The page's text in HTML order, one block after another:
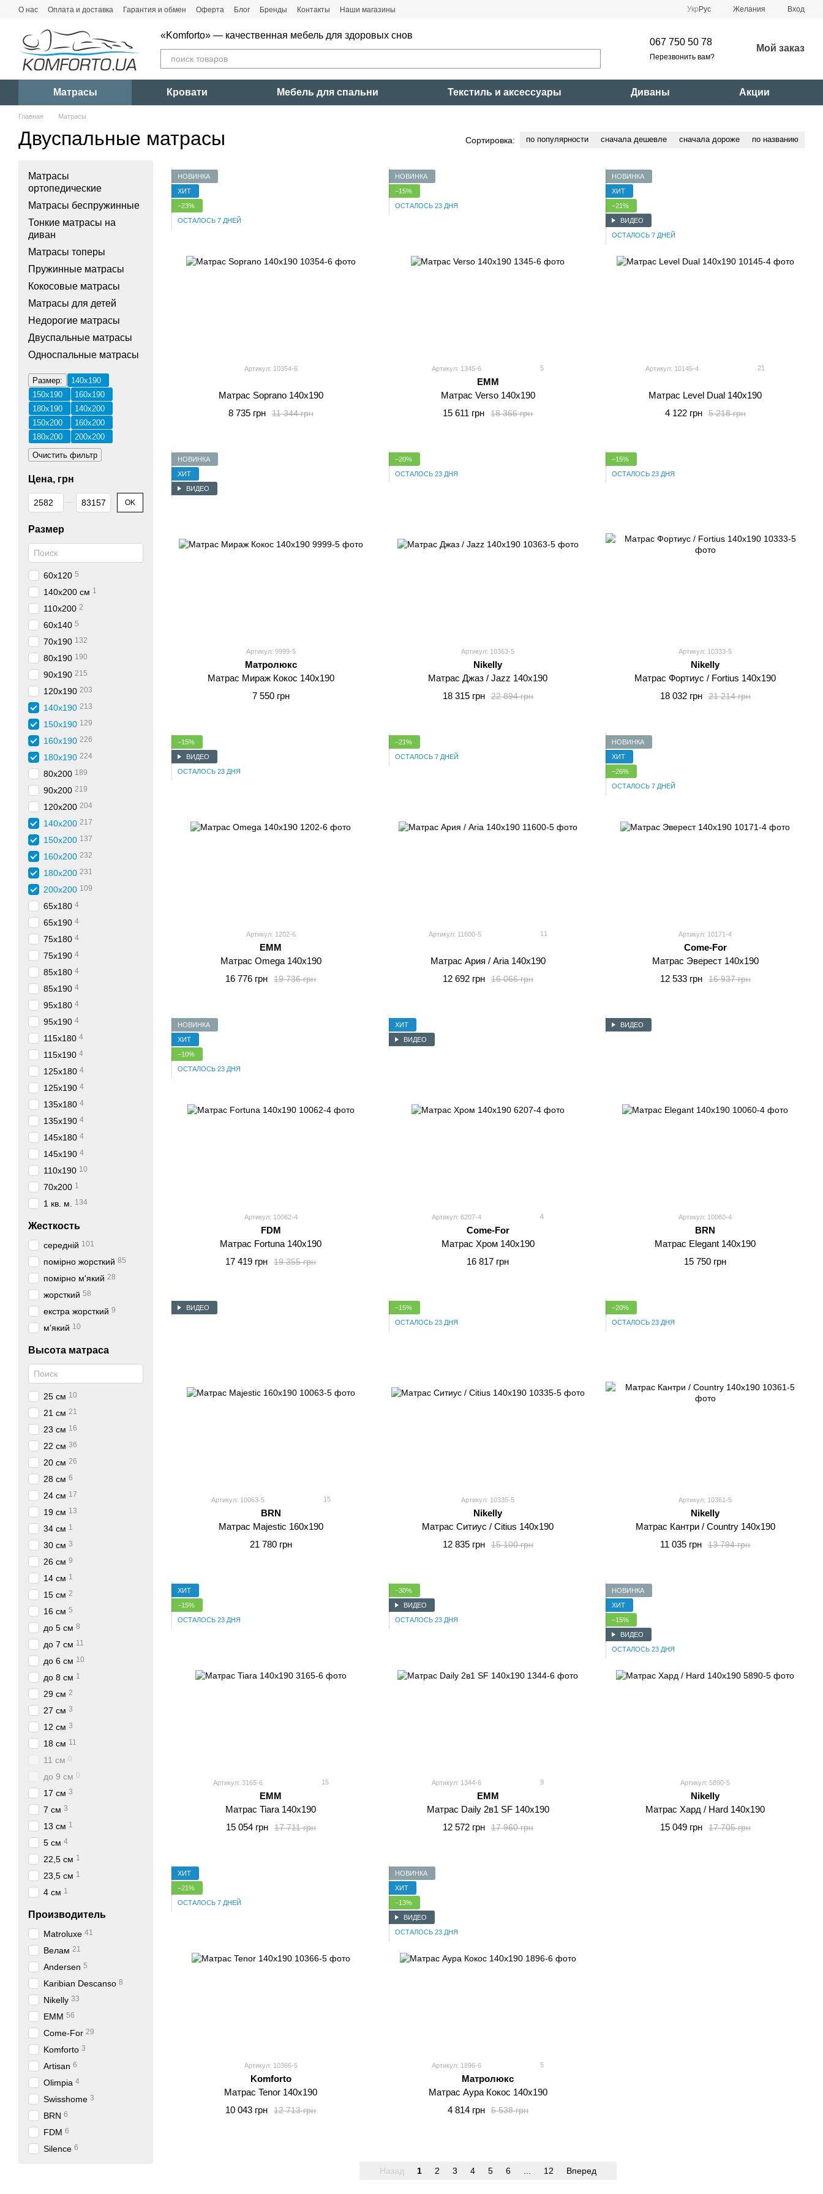
Перейти к основному контенту
О нас Оплата и доставка Гарантия и обмен Оферта Блог Бренды Контакты Наши магазины Укр Рус Желания Вход
«Komforto» — качественная мебель для здоровых снов
067 750 50 78
Перезвонить вам?
Мой заказ
Матрасы Кровати Мебель для спальни Текстиль и аксессуары Диваны Акции
Главная Матрасы
Двуспальные матрасы Сортировка: по популярности сначала дешевле сначала дороже по названию
НОВИНКА
ХИТ
−23%
ОСТАЛОСЬ 7 ДНЕЙ
Артикул: 10354-6
Матрас Soprano 140x190
11 344 грн
8 735 грн
НОВИНКА
−15%
ОСТАЛОСЬ 23 ДНЯ
Артикул: 1345-6 5
EMM
Матрас Verso 140x190
18 366 грн
15 611 грн
НОВИНКА
ХИТ
−21%
ВИДЕО
ОСТАЛОСЬ 7 ДНЕЙ
Артикул: 10145-4 21
Матрас Level Dual 140x190
5 218 грн
4 122 грн
НОВИНКА
ХИТ
ВИДЕО
Артикул: 9999-5
Матролюкс
Матрас Мираж Кокос 140x190
7 550 грн
−20%
ОСТАЛОСЬ 23 ДНЯ
Артикул: 10363-5
Nikelly
Матрас Джаз / Jazz 140x190
22 894 грн
18 315 грн
−15%
ОСТАЛОСЬ 23 ДНЯ
Артикул: 10333-5
Nikelly
Матрас Фортиус / Fortius 140x190
21 214 грн
18 032 грн
−15%
ВИДЕО
ОСТАЛОСЬ 23 ДНЯ
Артикул: 1202-6
EMM
Матрас Omega 140x190
19 736 грн
16 776 грн
−21%
ОСТАЛОСЬ 7 ДНЕЙ
Артикул: 11600-5 11
Матрас Ария / Aria 140x190
16 066 грн
12 692 грн
НОВИНКА
ХИТ
−26%
ОСТАЛОСЬ 7 ДНЕЙ
Артикул: 10171-4
Come-For
Матрас Эверест 140x190
16 937 грн
12 533 грн
НОВИНКА
ХИТ
−10%
ОСТАЛОСЬ 23 ДНЯ
Артикул: 10062-4
FDM
Матрас Fortuna 140x190
19 355 грн
17 419 грн
ХИТ
ВИДЕО
Артикул: 6207-4 4
Come-For
Матрас Хром 140x190
16 817 грн
ВИДЕО
Артикул: 10060-4
BRN
Матрас Elegant 140x190
15 750 грн
ВИДЕО
Артикул: 10063-5 15
BRN
Матрас Majestic 160x190
21 780 грн
−15%
ОСТАЛОСЬ 23 ДНЯ
Артикул: 10335-5
Nikelly
Матрас Ситиус / Citius 140x190
15 100 грн
12 835 грн
−20%
ОСТАЛОСЬ 23 ДНЯ
Артикул: 10361-5
Nikelly
Матрас Кантри / Country 140x190
13 794 грн
11 035 грн
ХИТ
−15%
ОСТАЛОСЬ 23 ДНЯ
Артикул: 3165-6 15
EMM
Матрас Tiara 140x190
17 711 грн
15 054 грн
−30%
ВИДЕО
ОСТАЛОСЬ 23 ДНЯ
Артикул: 1344-6 9
EMM
Матрас Daily 2в1 SF 140x190
17 960 грн
12 572 грн
НОВИНКА
ХИТ
−15%
ВИДЕО
ОСТАЛОСЬ 23 ДНЯ
Артикул: 5890-5
Nikelly
Матрас Хард / Hard 140x190
17 705 грн
15 049 грн
ХИТ
−21%
ОСТАЛОСЬ 7 ДНЕЙ
Артикул: 10366-5
Komforto
Матрас Tenor 140x190
12 713 грн
10 043 грн
НОВИНКА
ХИТ
−13%
ВИДЕО
ОСТАЛОСЬ 23 ДНЯ
Артикул: 1896-6 5
Матролюкс
Матрас Аура Кокос 140x190
5 538 грн
4 814 грн
Назад 1 2 3 4 5 6 12 Вперед
Матрасы
ортопедические
Матрасы беспружинные
Тонкие матрасы на
диван
Матрасы топеры
Пружинные матрасы
Кокосовые матрасы
Матрасы для детей
Недорогие матрасы
Двуспальные матрасы
Односпальные матрасы
Размер:
140x190
150x190
160x190
180x190
140x200
150x200
160x200
180x200
200x200
Очистить фильтр
Цена, грн
От Цена, грн
До Цена, грн OK
Размер
60x120 5
140x200 см 1
110x200 2
60x140 5
70x190 132
80x190 190
90x190 215
120x190 203
140x190 213
150x190 129
160x190 226
180x190 224
80x200 189
90x200 219
120x200 204
140x200 217
150x200 137
160x200 232
180x200 231
200x200 109
65x180 4
65x190 4
75x180 4
75x190 4
85x180 4
85x190 4
95x180 4
95x190 4
115x180 4
115x190 4
125x180 4
125x190 4
135x180 4
135x190 4
145x180 4
145x190 4
110x190 10
70x200 1
1 кв. м. 134
Жесткость
середній 101
помірно жорсткий 85
помірно м'який 28
жорсткий 58
екстра жорсткий 9
м'який 10
Высота матраса
25 см 10
21 см 21
23 см 16
22 см 36
20 см 26
28 см 6
24 см 17
19 см 13
34 см 1
30 см 3
26 см 9
14 см 1
15 см 2
16 см 5
до 5 см 8
до 7 см 11
до 6 см 10
до 8 см 1
29 см 2
27 см 3
12 см 3
18 см 11
11 см 0
до 9 см 0
17 см 3
7 см 3
13 см 1
5 см 4
22,5 см 1
23,5 см 1
4 см 1
Производитель
Matroluxe 41
Велам 21
Andersen 5
Karibian Descanso 8
Nikelly 33
EMM 56
Come-For 29
Komforto 3
Artisan 6
Olimpia 4
Swisshome 3
BRN 6
FDM 6
Silence 6